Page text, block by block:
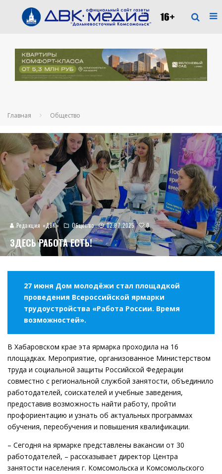
Главная Общество
Редакция «ДВК» Общество 02.07.2025 0
ЗДЕСЬ РАБОТА ЕСТЬ!
27 июня Дом молодёжи стал площадкой
проведения Всероссийской ярмарки
трудоустройства «Работа России. Время
возможностей».
В Хабаровском крае эта ярмарка проходила на 16
площадках. Мероприятие, организованное Министерством
труда и социальной защиты Российской Федерации
совместно с региональной службой занятости, объединило
работодателей, соискателей и учебные заведения,
предоставив возможность найти работу, пройти
профориентацию и узнать об актуальных программах
обучения, переобучения и повышения квалификации.
– Сегодня на ярмарке представлены вакансии от 30
работодателей, – рассказывает директор Центра
занятости населения г. Комсомольска и Комсомольского